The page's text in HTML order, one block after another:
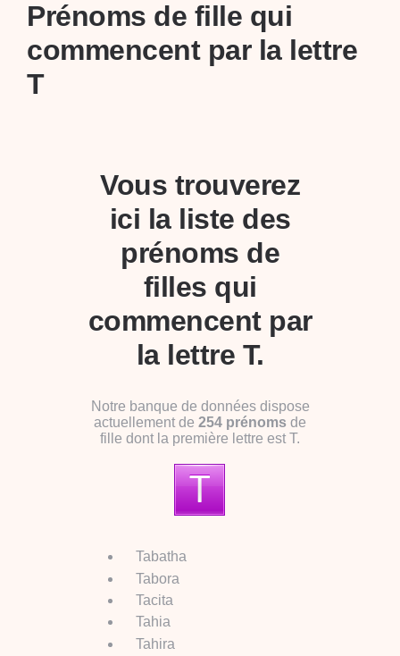
Prénoms de fille qui
commencent par la lettre
T
Vous trouverez
ici la liste des
prénoms de
filles qui
commencent par
la lettre T.
Notre banque de données dispose
actuellement de 254 prénoms de
fille dont la première lettre est T.
Tabatha
Tabora
Tacita
Tahia
Tahira